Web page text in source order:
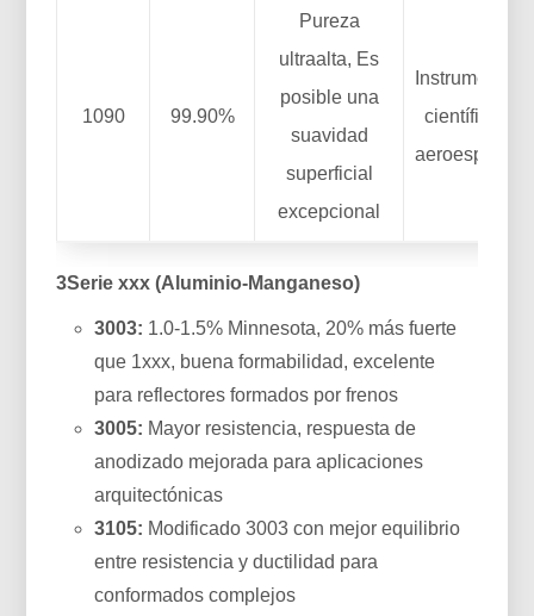
1090 99.90%
Pureza
ultraalta, Es
posible una
suavidad
superficial
excepcional
Instrumentos
científicos,
aeroespacial
3Serie xxx (Aluminio-Manganeso)
3003: 1.0-1.5% Minnesota, 20% más fuerte
que 1xxx, buena formabilidad, excelente
para reflectores formados por frenos
3005: Mayor resistencia, respuesta de
anodizado mejorada para aplicaciones
arquitectónicas
3105: Modificado 3003 con mejor equilibrio
entre resistencia y ductilidad para
conformados complejos